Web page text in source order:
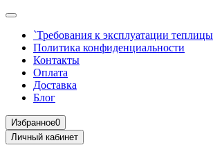
`Требования к эксплуатации теплицы
Политика конфиденциальности
Контакты
Оплата
Доставка
Блог
Избранное0
Личный кабинет